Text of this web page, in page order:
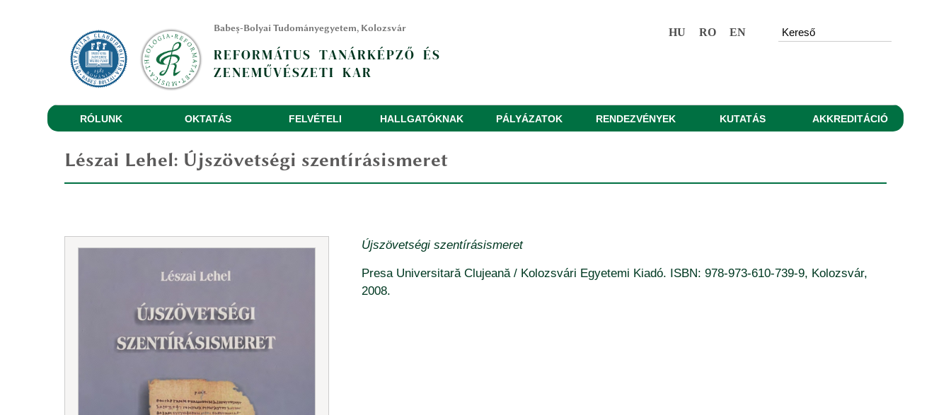
Babeș-Bolyai Tudományegyetem, Kolozsvár
REFORMÁTUS TANÁRKÉPZŐ ÉS
ZENEMŰVÉSZETI KAR
HU RO EN
RÓLUNK OKTATÁS FELVÉTELI HALLGATÓKNAK PÁLYÁZATOK RENDEZVÉNYEK KUTATÁS AKKREDITÁCIÓ
Lészai Lehel: Újszövetségi szentírásismeret
Újszövetségi szentírásismeret
Presa Universitară Clujeană / Kolozsvári Egyetemi Kiadó. ISBN: 978-973-610-739-9, Kolozsvár,
2008.